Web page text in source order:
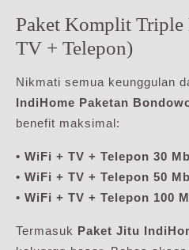
Paket Komplit Triple
TV + Telepon)
Nikmati semua keunggulan
IndiHome Paketan
benefit maksimal:
• WiFi + TV + Telepon 30
• WiFi + TV + Telepon 50
• WiFi + TV + Telepon 100
Termasuk Paket Jitu